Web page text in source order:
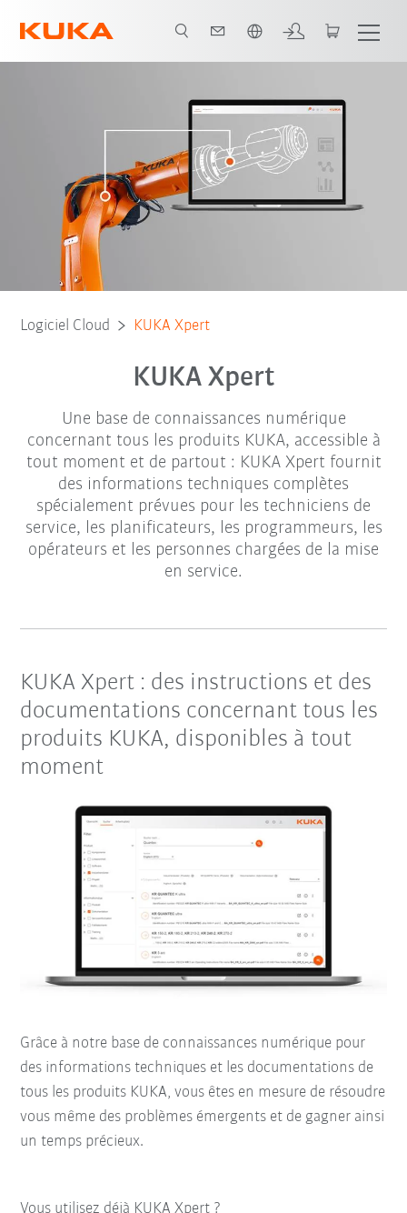
KUKA Xpert Basic Tester KUKA Xpert Pro Acheter KUKA Xpert Pro
Logiciel Cloud KUKA Xpert
KUKA Xpert
Une base de connaissances numérique
concernant tous les produits KUKA, accessible à
tout moment et de partout : KUKA Xpert fournit
des informations techniques complètes
spécialement prévues pour les techniciens de
service, les planificateurs, les programmeurs, les
opérateurs et les personnes chargées de la mise
en service.
KUKA Xpert : des instructions et des
documentations concernant tous les
produits KUKA, disponibles à tout
moment
Grâce à notre base de connaissances numérique pour
des informations techniques et les documentations de
tous les produits KUKA, vous êtes en mesure de résoudre
vous même des problèmes émergents et de gagner ainsi
un temps précieux.
Vous utilisez déjà KUKA Xpert ?